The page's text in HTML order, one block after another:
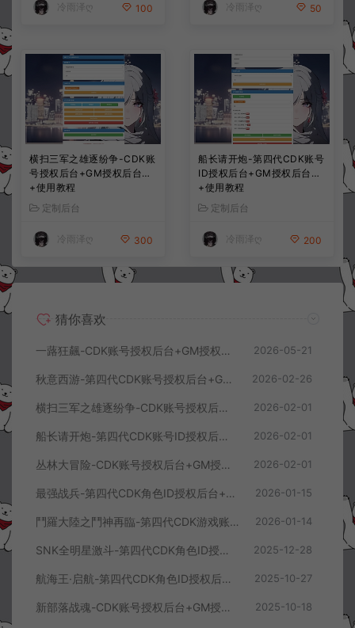
冷雨泽ღ 100 冷雨泽ღ 50
横扫三军之雄逐纷争-CDK账
号授权后台+GM授权后台
+使用教程
定制后台
冷雨泽ღ 300
船长请开炮-第四代CDK账号
ID授权后台+GM授权后台
+使用教程
定制后台
冷雨泽ღ 200
猜你喜欢
一蕗狂飆-CDK账号授权后台+GM授权后台+使用教程 2026-05-21
秋意西游-第四代CDK账号授权后台+GM授权后台+使用教程 2026-02-26
横扫三军之雄逐纷争-CDK账号授权后台+GM授权后台+使用教程 2026-02-01
船长请开炮-第四代CDK账号ID授权后台+GM授权后台+使用教程 2026-02-01
丛林大冒险-CDK账号授权后台+GM授权后台+使用教程 2026-02-01
最强战兵-第四代CDK角色ID授权后台+GM授权后台+使用教程 2026-01-15
鬥羅大陸之鬥神再臨-第四代CDK游戏账号授权后台+GM授权后台+使用教程 2026-01-14
SNK全明星激斗-第四代CDK角色ID授权后台+GM授权后台+使用教程 2025-12-28
航海王·启航-第四代CDK角色ID授权后台+GM授权后台+使用教程 2025-10-27
新部落战魂-CDK账号授权后台+GM授权后台+使用教程 2025-10-18